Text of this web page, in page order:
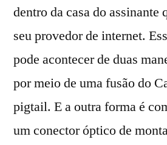
dentro da casa do assinante
seu provedor de internet.
pode acontecer de duas
por meio de uma fusão do
pigtail. E a outra forma é
um conector óptico de